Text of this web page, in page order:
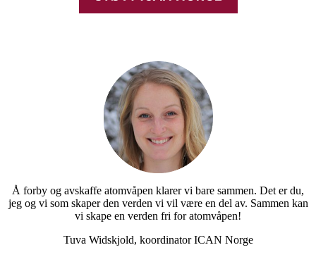
Å forby og avskaffe atomvåpen klarer vi bare sammen. Det er du,
jeg og vi som skaper den verden vi vil være en del av. Sammen kan
vi skape en verden fri for atomvåpen!
Tuva Widskjold, koordinator ICAN Norge